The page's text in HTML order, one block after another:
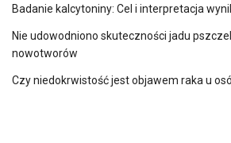
Badanie kalcytoniny: Cel i interpretacja
Nie udowodniono skuteczności jadu
nowotworów
Czy niedokrwistość jest objawem raka u